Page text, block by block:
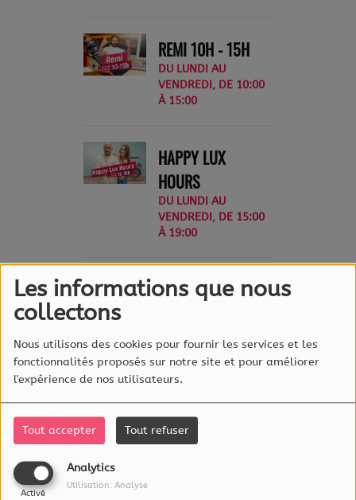
Les informations que nous
collectons
Nous utilisons des cookies pour fournir les services et les
fonctionnalités proposés sur notre site et pour améliorer
l'expérience de nos utilisateurs.
Tout accepter Tout refuser
Analytics
Activé
Utilisation: Analyse
REMI 10H - 15H
DU LUNDI AU
VENDREDI, DE 10:00
À 15:00
HAPPY LUX
HOURS
DU LUNDI AU
VENDREDI, DE 15:00
À 19:00
LA MATINALE
07:00 À 11:00
JEAN-LUC
BERTRAND .LUX